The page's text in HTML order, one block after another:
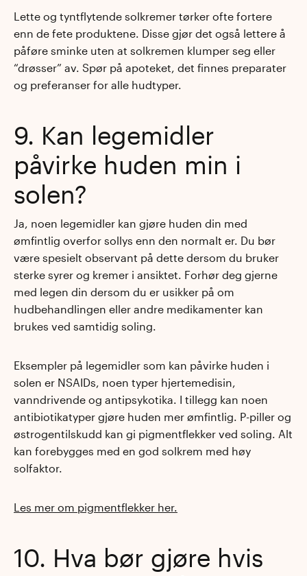
Lette og tyntflytende solkremer tørker ofte fortere
enn de fete produktene. Disse gjør det også lettere å
påføre sminke uten at solkremen klumper seg eller
“drøsser” av. Spør på apoteket, det finnes preparater
og preferanser for alle hudtyper.
9. Kan legemidler
påvirke huden min i
solen?
Ja, noen legemidler kan gjøre huden din med
ømfintlig overfor sollys enn den normalt er. Du bør
være spesielt observant på dette dersom du bruker
sterke syrer og kremer i ansiktet. Forhør deg gjerne
med legen din dersom du er usikker på om
hudbehandlingen eller andre medikamenter kan
brukes ved samtidig soling.
Eksempler på legemidler som kan påvirke huden i
solen er NSAIDs, noen typer hjertemedisin,
vanndrivende og antipsykotika. I tillegg kan noen
antibiotikatyper gjøre huden mer ømfintlig. P-piller og
østrogentilskudd kan gi pigmentflekker ved soling. Alt
kan forebygges med en god solkrem med høy
solfaktor.
Les mer om pigmentflekker her.
10. Hva bør gjøre hvis